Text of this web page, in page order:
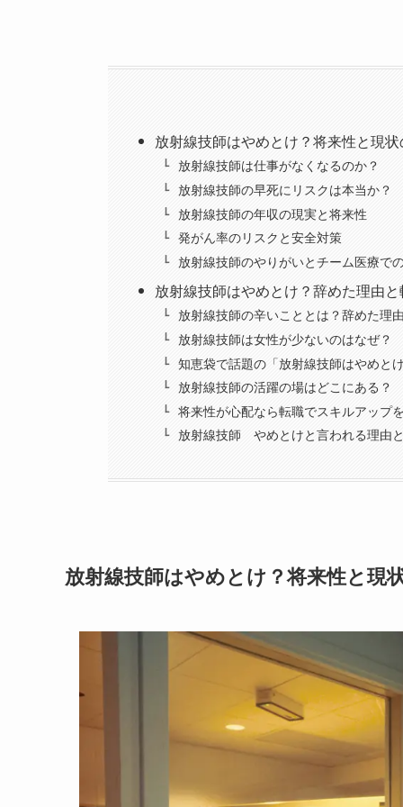
放射線技師はやめとけ？将来性と現
放射線技師は仕事がなくなるのか？
放射線技師の早死にリスクは本当か？
放射線技師の年収の現実と将来性
発がん率のリスクと安全対策
放射線技師のやりがいとチーム医療で
放射線技師はやめとけ？辞めた理由
放射線技師の辛いこととは？辞めた理
放射線技師は女性が少ないのはなぜ？
知恵袋で話題の「放射線技師はやめと
放射線技師の活躍の場はどこにある？
将来性が心配なら転職でスキルアップ
放射線技師 やめとけと言われる理由
放射線技師はやめとけ？将来性と現